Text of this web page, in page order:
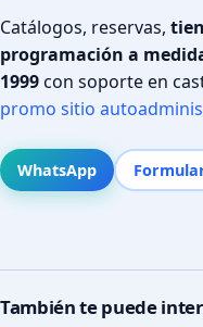
Catálogos, reservas,
programación a
1999con soporte en
promo sitio
WhatsApp
También te puede